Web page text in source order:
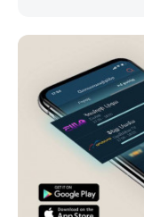
2500 драм/
500 драм/
драм/МБ Список
Буркина-Фасо,
Гвинея,